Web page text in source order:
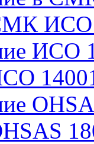
ИСО
ИСО